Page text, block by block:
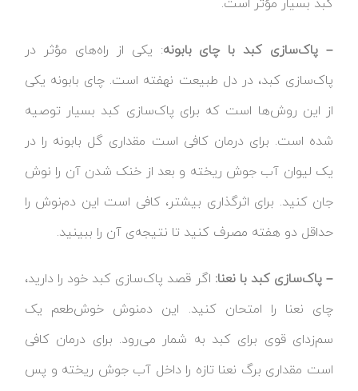
کبد بسیار مؤثر است.
– پاک‌سازی کبد با چای بابونه: یکی از راه‌های مؤثر در
پاک‌سازی کبد، در دل طبیعت نهفته است. چای بابونه یکی
از این روش‌ها است که برای پاک‌سازی کبد بسیار توصیه
شده است. برای درمان کافی است مقداری گل بابونه را در
یک لیوان آب جوش ریخته و بعد از خنک شدن آن را نوش
جان کنید. برای اثرگذاری بیشتر، کافی است این دم‌نوش را
حداقل دو هفته مصرف کنید تا نتیجه‌ی آن را ببینید.
– پاک‌سازی کبد با نعنا: اگر قصد پاک‌سازی کبد خود را دارید،
چای نعنا را امتحان کنید. این دم‎نوش خوش‌طعم یک
سم‌زدای قوی برای کبد به شمار می‌رود. برای درمان کافی
است مقداری برگ نعنا تازه را داخل آب جوش ریخته و پس